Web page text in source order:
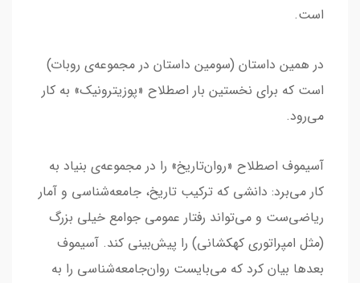
است.
در همین داستان (سومین داستان در مجموعه‌ی روبات)
است که برای نخستین بار اصطلاح «پوزیترونیک» به کار
می‌رود.
آسیموف اصطلاح «روان‌تاریخ» را در مجموعه‌ی بنیاد به
کار می‌برد: دانشی که ترکیب تاریخ، جامعه‌شناسی و آمار
ریاضی‌ست و می‌تواند رفتار عمومی جوامع خیلی بزرگ
(مثل امپراتوری کهکشانی) را پیش‌بینی کند. آسیموف
بعدها بیان کرد که می‌بایست روان‌جامعه‌شناسی را به